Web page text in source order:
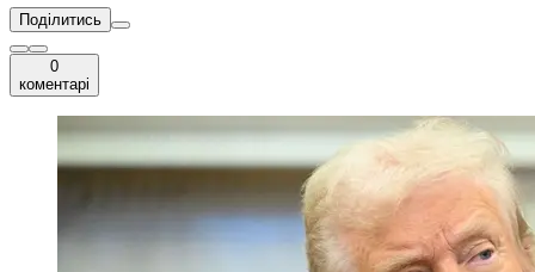
Поділитись
0
коментарі